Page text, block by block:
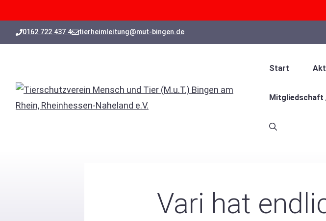
Inhalt
0162 722 437 4 tierheimleitung@mut-bingen.de
Start
Mitgliedschaft
Vari hat